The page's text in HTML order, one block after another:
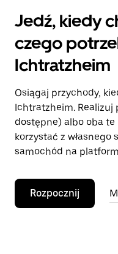
Jedź, kiedy
czego
Ichtratzheim
Osiągaj przychody,
Ichtratzheim. Realizuj
dostępne) albo oba te
korzystać z
samochód na
Rozpocznij